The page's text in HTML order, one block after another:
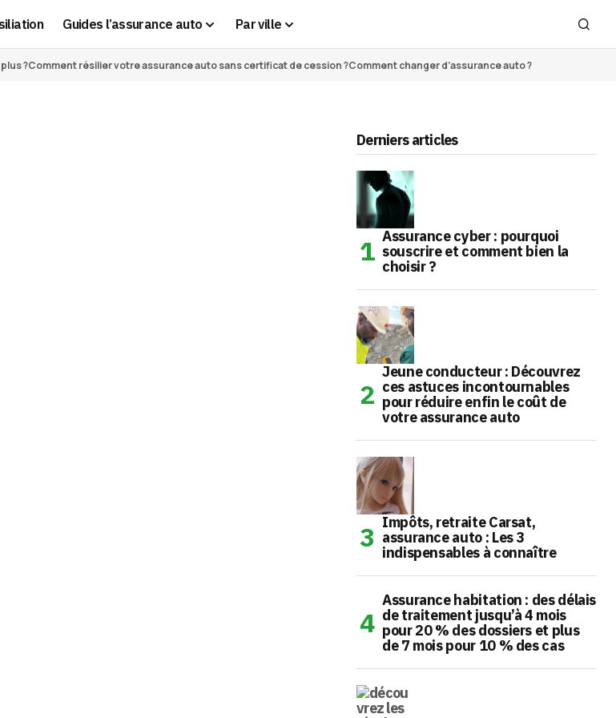
Guides l’assurance auto Par ville
?Comment résilier votre assurance auto sans certificat de cession ?Comment changer d’assurance auto ?
Derniers articles
Assurance cyber : pourquoi
souscrire et comment bien la
choisir ?
Jeune conducteur : Découvrez
ces astuces incontournables
pour réduire enfin le coût de
votre assurance auto
Impôts, retraite Carsat,
assurance auto : Les 3
indispensables à connaître
Assurance habitation : des délais
de traitement jusqu’à 4 mois
pour 20 % des dossiers et plus
de 7 mois pour 10 % des cas